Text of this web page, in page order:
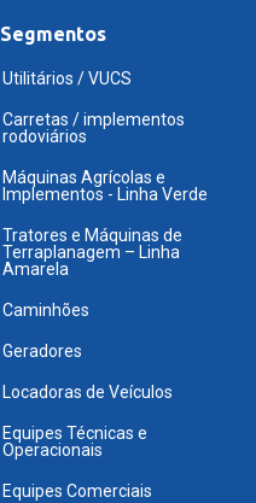
Segmentos
Utilitários / VUCS
Carretas / implementos
rodoviários
Máquinas Agrícolas e
Implementos - Linha Verde
Tratores e Máquinas de
Terraplanagem – Linha
Amarela
Caminhões
Geradores
Locadoras de Veículos
Equipes Técnicas e
Operacionais
Equipes Comerciais